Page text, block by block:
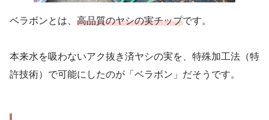
ベラボンとは、 高品質のヤシの実チップです。
本来水を吸わないアク抜き済ヤシの実を、特殊加工法（特
許技術）で可能にしたのが「ベラボン」だそうです。